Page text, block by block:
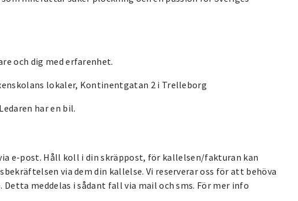
och dig med erfarenhet.
lokaler, Kontinentgatan 2 i Trelleborg
har en bil.
e-post. Håll koll i din skräppost, för kallelsen/fakturan kan
via dem din kallelse. Vi reserverar oss för att behöva
meddelas i sådant fall via mail och sms. För mer info